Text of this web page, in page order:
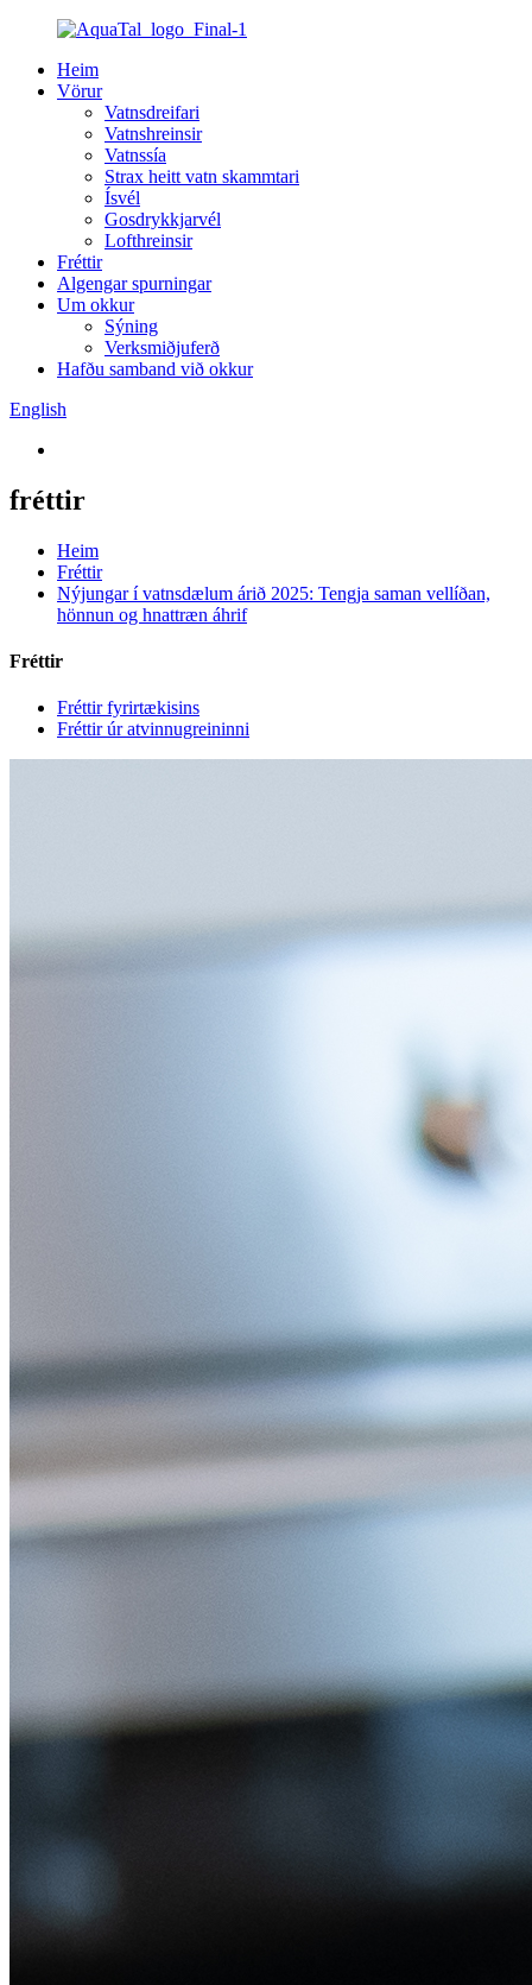
Heim
Vörur
Vatnsdreifari
Vatnshreinsir
Vatnssía
Strax heitt vatn skammtari
Ísvél
Gosdrykkjarvél
Lofthreinsir
Fréttir
Algengar spurningar
Um okkur
Sýning
Verksmiðjuferð
Hafðu samband við okkur
English
fréttir
Heim
Fréttir
Nýjungar í vatnsdælum árið 2025: Tengja saman vellíðan,
hönnun og hnattræn áhrif
Fréttir
Fréttir fyrirtækisins
Fréttir úr atvinnugreininni